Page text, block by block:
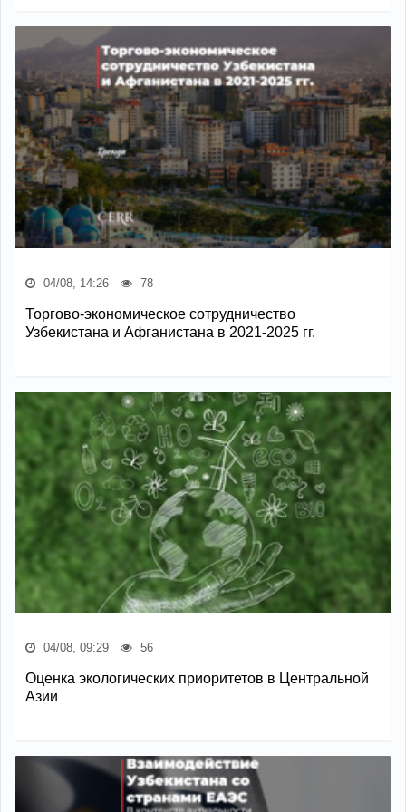
04/08, 14:26 78
Торгово-экономическое сотрудничество
Узбекистана и Афганистана в 2021-2025 гг.
04/08, 09:29 56
Оценка экологических приоритетов в Центральной
Азии